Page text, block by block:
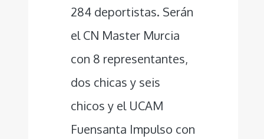
284 deportistas. Serán
el CN Master Murcia
con 8 representantes,
dos chicas y seis
chicos y el UCAM
Fuensanta Impulso con